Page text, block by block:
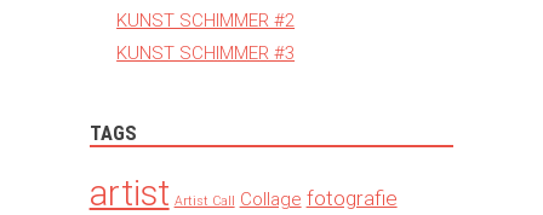
KUNST SCHIMMER #2
KUNST SCHIMMER #3
TAGS
artist Artist Call Collage fotografie